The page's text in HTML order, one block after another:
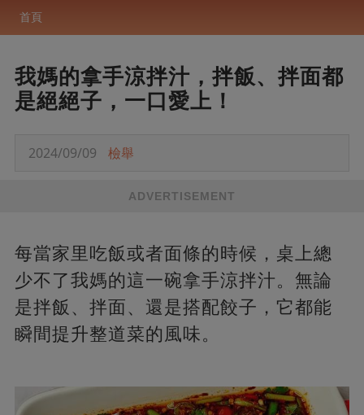
首頁
我媽的拿手涼拌汁，拌飯、拌面都
是絕絕子，一口愛上！
2024/09/09 檢舉
ADVERTISEMENT
每當家里吃飯或者面條的時候，桌上總
少不了我媽的這一碗拿手涼拌汁。無論
是拌飯、拌面、還是搭配餃子，它都能
瞬間提升整道菜的風味。